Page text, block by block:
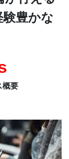
験豊かな
概要